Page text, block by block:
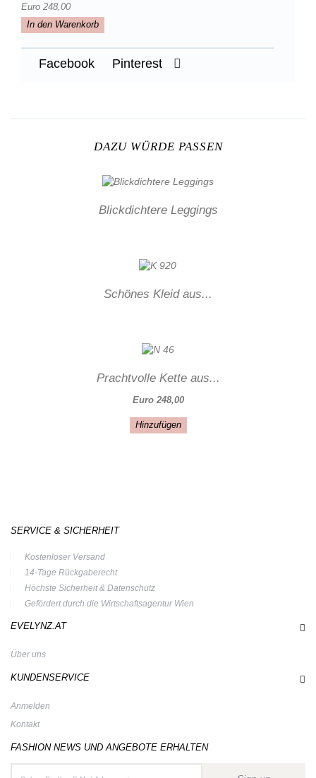
Euro 248,00
In den Warenkorb
Facebook Pinterest
DAZU WÜRDE PASSEN
Blickdichtere Leggings
Schönes Kleid aus...
Prachtvolle Kette aus...
Euro 248,00
Hinzufügen
SERVICE & SICHERHEIT
Kostenloser Versand
14-Tage Rückgaberecht
Höchste Sicherheit & Datenschutz
Gefördert durch die Wirtschaftsagentur Wien
EVELYNZ.AT
Über uns
KUNDENSERVICE
Anmelden
Kontakt
FASHION NEWS UND ANGEBOTE ERHALTEN